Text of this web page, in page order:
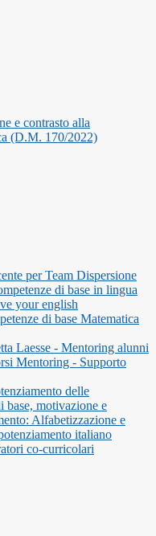
e contrasto alla
(D.M. 170/2022)
per Team Dispersione
di base in lingua
your english
di base Matematica
Laesse - Mentoring alunni
Mentoring - Supporto
delle
base, motivazione e
Alfabetizzazione e
italiano
co-curricolari